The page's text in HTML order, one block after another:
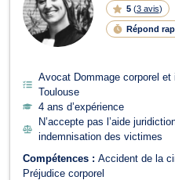
5 (3 avis)
Répond
Avocat Dommage corporel
Toulouse
4 ans d’expérience
N’accepte pas l’aide
indemnisation des victimes
Compétences : Accident de la
Préjudice corporel